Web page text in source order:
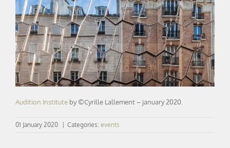
Audition Institute by ©Cyrille Lallement – january 2020.
01 January 2020 Categories: events